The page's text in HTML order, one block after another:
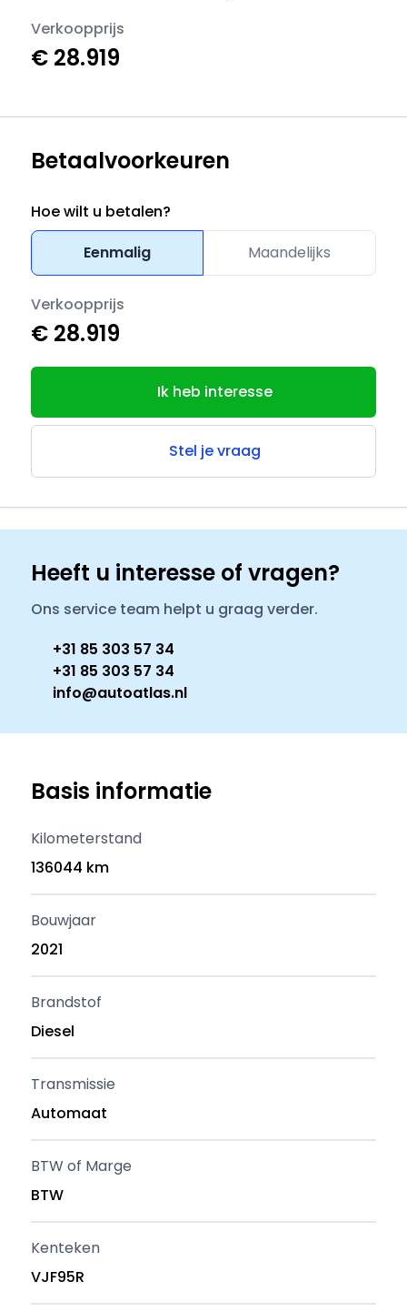
Cruisecontrol
Verkoopprijs
€ 28.919
Betaalvoorkeuren
Hoe wilt u betalen?
Eenmalig
Maandelijks
Verkoopprijs
€ 28.919
Ik heb interesse
Stel je vraag
Heeft u interesse of vragen?
Ons service team helpt u graag verder.
+31 85 303 57 34
+31 85 303 57 34
info@autoatlas.nl
Basis informatie
Kilometerstand
136044 km
Bouwjaar
2021
Brandstof
Diesel
Transmissie
Automaat
BTW of Marge
BTW
Kenteken
VJF95R